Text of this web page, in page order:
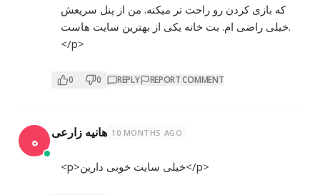
که بازی کردن رو راحت تر میکنه. من از پنل سریعش
خیلی راضی ام. بت خانه یکی از بهترین سایت هاست.
</p>
0 0 REPLY REPORT COMMENT
ه هانیه زارعی 10 MONTHS AGO
<p>خیلی سایت خوبی دارین</p>